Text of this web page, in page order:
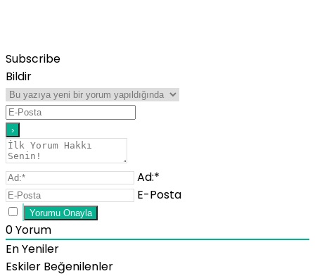
Subscribe
Bildir
Ad:*
E-Posta
0Yorum
En Yeniler
Eskiler Beğenilenler